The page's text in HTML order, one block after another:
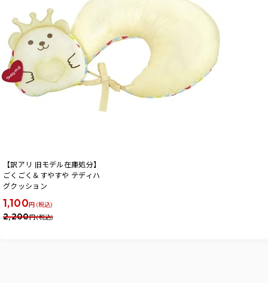
【訳アリ 旧モデル在庫処分】
ごくごく＆すやすや テディハ
グクッション
1,100円 (税込)
2,200円 (税込)